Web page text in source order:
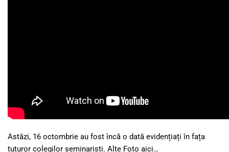
Astăzi, 16 octombrie au fost încă o dată evidențiați în fața
tuturor colegilor seminariști. Alte Foto aici…